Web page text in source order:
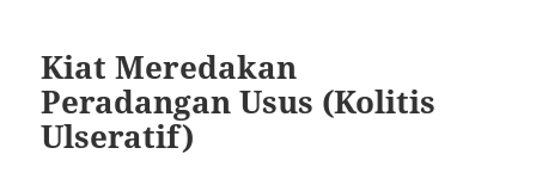
Kiat Meredakan
Peradangan Usus (Kolitis
Ulseratif)